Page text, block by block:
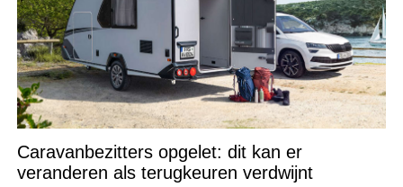
Caravanbezitters opgelet: dit kan er
veranderen als terugkeuren verdwijnt